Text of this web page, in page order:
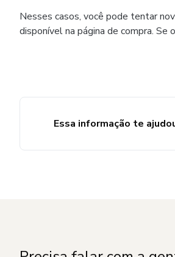
Nesses casos, você pode tentar
disponível na página de compra. Se
Essa informação te